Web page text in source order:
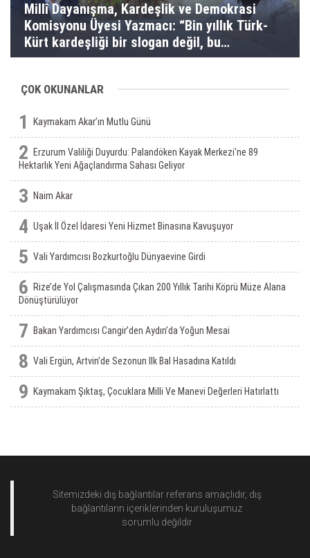
Millî Dayanışma, Kardeşlik ve Demokrasi
Komisyonu Üyesi Yazmacı: “Bin yıllık Türk-
Kürt kardeşliği bir slogan değil, bu
toprakların gerçeğidir”
ÇOK OKUNANLAR
1 Kaymakam Akar’ın Mutlu Günü
2
Erzurum Valiliği Duyurdu: Palandöken Kayak Merkezi'ne 89
Hektarlık Yeni Ağaçlandırma Sahası Geliyor
3 Naim Akar
4 Uşak İl Özel İdaresi Yeni Hizmet Binasına Kavuşuyor
5 Vali Yardımcısı Bozkurtoğlu Dünyaevine Girdi
6
Rize’de Yol Çalışmasında Çıkan 200 Yıllık Tarihi Köprü Müze Alana
Dönüştürülüyor
7 Bakan Yardımcısı Cangir’den Aydın’da Yoğun Mesai
8 Vali Ergün, Artvin’de Sezonun Ilk Bal Hasadına Katıldı
9 Kaymakam Şıktaş, Çocuklara Milli Ve Manevi Değerleri Hatırlattı
Sitemizdeki dış bağlantılar referans amaçlıdır, dış
bağlantıların içeriklerinden kuruluşumuz
sorumlu değildir